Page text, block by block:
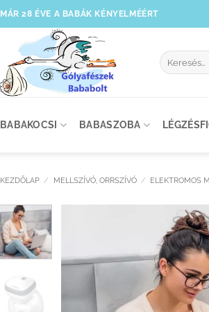
MÁR 28 ÉVE A BABÁK KÉNYELMÉÉRT
Keresés
a
BABAKOCSI BABASZOBA
KEZDŐLAP / MELLSZÍVÓ, ORRSZÍVÓ / ELEKTROMOS